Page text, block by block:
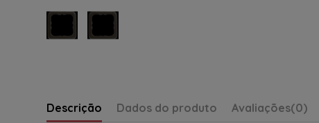
Descrição Dados do produto Avaliações(0)